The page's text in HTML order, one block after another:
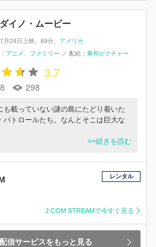
イノ・ムービー
月24日上映 89分
アメリカ
アニメ ファミリー ／ 配給： 東和ピクチャー
3.7
298
も載っていない謎の島にたどり着いた
パトロールたち。なんとそこは巨大な
>>続きを読む
レンタル
J:COM STREAMで今すぐ見る
信サービスをもっと見る